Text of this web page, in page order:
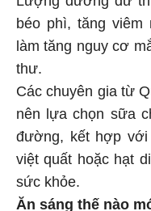
béo phì, tăng
làm tăng nguy cơ
thư.
Các chuyên gia từ
nên lựa chọn sữa
đường, kết hợp
việt quất hoặc hạt
sức khỏe.
Ăn sáng thế nào